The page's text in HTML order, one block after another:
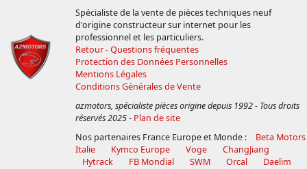
Spécialiste de la vente de pièces techniques neuf
d'origine constructeur sur internet pour les
professionnel et les particuliers.
Retour - Questions fréquentes
Protection des Données Personnelles
Mentions Légales
Conditions Générales de Vente
azmotors, spécialiste pièces origine depuis 1992 - Tous droits
réservés 2025- Plan de site
Nos partenaires France Europe et Monde :
Beta Motors
Italie
Kymco Europe Voge
ChangJiang
Hytrack
FB Mondial SWM Orcal
Daelim